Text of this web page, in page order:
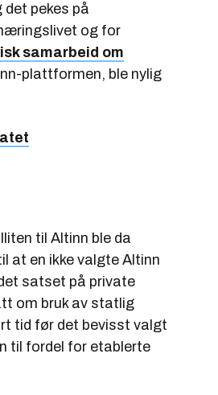
pekes på
og for
samarbeid om
plattformen, ble nylig
til Altinn ble da
at en ikke valgte Altinn
satset på private
om bruk av statlig
tid før det bevisst valgt
til fordel for etablerte